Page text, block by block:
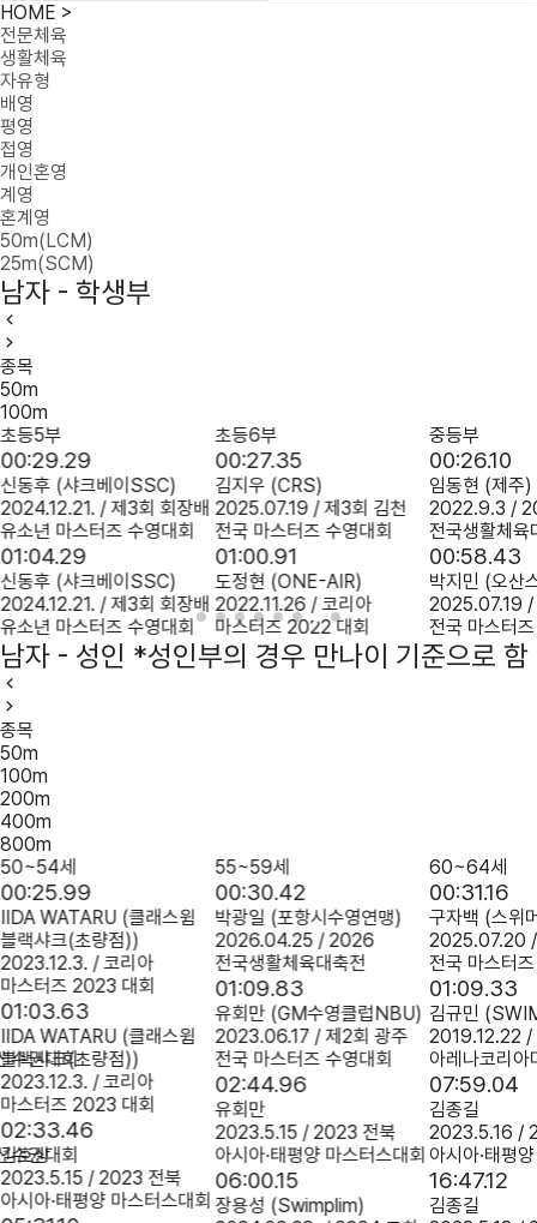
HOME >
전문체육
생활체육
자유형
배영
평영
접영
개인혼영
계영
혼계영
50m(LCM)
25m(SCM)
남자 - 학생부
종목
50m
100m
초등5부
00:29.29
신동후 (샤크베이SSC)
2024.12.21. / 제3회 회장배
유소년 마스터즈 수영대회
01:04.29
신동후 (샤크베이SSC)
2024.12.21. / 제3회 회장배
유소년 마스터즈 수영대회
초등6부
00:27.35
김지우 (CRS)
2025.07.19 / 제3회 김천
전국 마스터즈 수영대회
01:00.91
도정현 (ONE-AIR)
2022.11.26 / 코리아
마스터즈 2022 대회
중등부
00:26.10
임동현 (제주)
2022.9.3 /
전국생활체육
00:58.43
박지민 (오산
2025.07.19 /
전국 마스터
남자 - 성인 *성인부의 경우 만나이 기준으로 함
종목
50m
100m
200m
400m
800m
수권대회
수권대회
50~54세
00:25.99
IIDA WATARU (클래스윔
블랙샤크(초량점))
2023.12.3. / 코리아
마스터즈 2023 대회
01:03.63
IIDA WATARU (클래스윔
블랙샤크(초량점))
2023.12.3. / 코리아
마스터즈 2023 대회
02:33.46
김호상
2023.5.15 / 2023 전북
아시아·태평양 마스터스대회
55~59세
00:30.42
박광일 (포항시수영연맹)
2026.04.25 / 2026
전국생활체육대축전
01:09.83
유회만 (GM수영클럽NBU)
2023.06.17 / 제2회 광주
전국 마스터즈 수영대회
02:44.96
유회만
2023.5.15 / 2023 전북
아시아·태평양 마스터스대회
06:00.15
장용성 (Swimplim)
60~64세
00:31.16
구자백 (스위
2025.07.20 /
전국 마스터
01:09.33
김규민
2019.12.22
아레나코리아
07:59.04
김종길
2023.5.16 /
아시아·태평
16:47.12
김종길